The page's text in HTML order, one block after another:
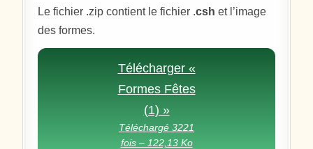
Le fichier .zip contient le fichier .csh et l’image
des formes.
Télécharger «
Formes Fêtes
(1) »
Téléchargé 3221
fois – 122,13 Ko